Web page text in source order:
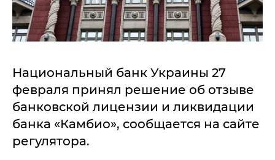
Национальный банк Украины 27
февраля принял решение об отзыве
банковской лицензии и ликвидации
банка «Камбио», сообщается на сайте
регулятора.